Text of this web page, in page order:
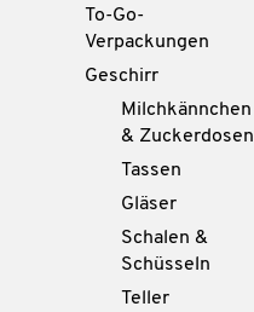
To-Go-
Verpackungen
Geschirr
Milchkännchen
& Zuckerdosen
Tassen
Gläser
Schalen &
Schüsseln
Teller